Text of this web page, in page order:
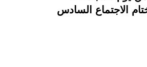
الاجتماع السادس